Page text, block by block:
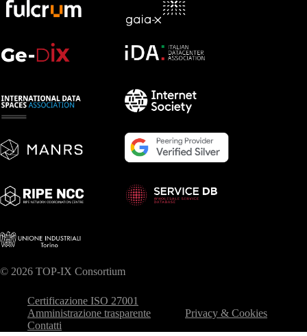
© 2026 TOP-IX Consortium
Certificazione ISO 27001
Amministrazione trasparente
Privacy & Cookies
Contatti